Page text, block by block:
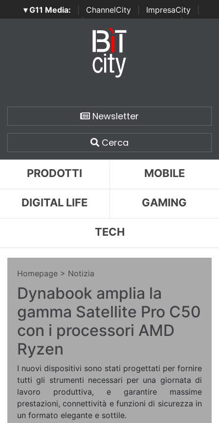
▾ G11 Media: ChannelCity ImpresaCity
SecurityOpenLab | Italian Channel Awards | Italian
Italian Security Awards
Newsletter
Cerca
PRODOTTI MOBILE
DIGITAL LIFE GAMING
TECH
Homepage > Notizia
Dynabook amplia la
gamma Satellite Pro C50
con i processori AMD
Ryzen
I nuovi dispositivi sono stati progettati per fornire
tutti gli strumenti necessari per una giornata di
lavoro produttiva, e garantire massime
prestazioni, connettività e funzioni di sicurezza in
un formato elegante e sottile.